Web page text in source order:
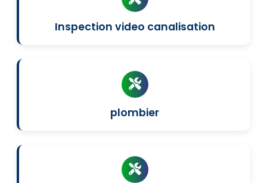
Inspection video canalisation
plombier